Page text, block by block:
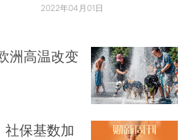
2022年04月01日
洲高温改变
社保基数加